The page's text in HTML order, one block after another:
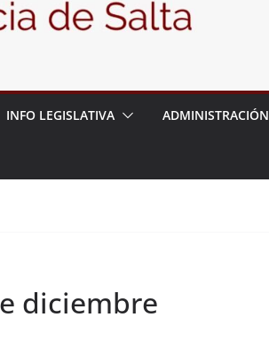
INFO LEGISLATIVA ADMINISTRACIÓN
diciembre